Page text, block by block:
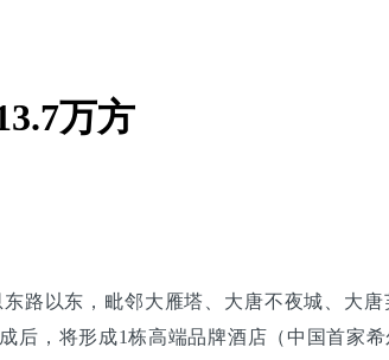
万方
路以东，毗邻大雁塔、大唐不夜城、大
后，将形成1栋高端品牌酒店（中国首家